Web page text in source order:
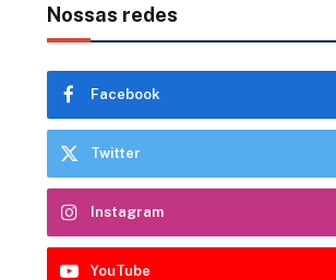
Nossas redes
Facebook
Twitter
Instagram
YouTube